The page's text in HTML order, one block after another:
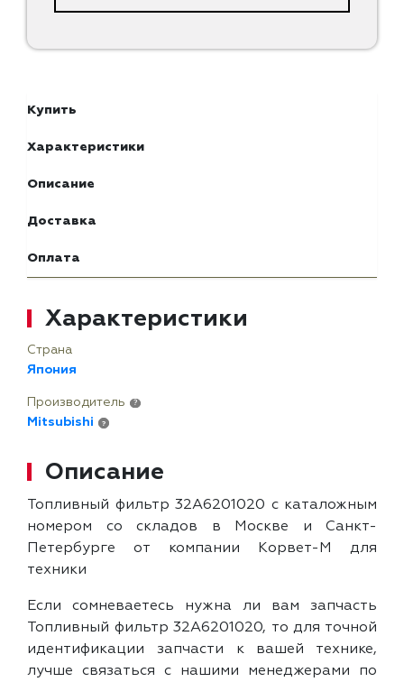
Купить
Характеристики
Описание
Доставка
Оплата
Характеристики
Страна
Япония
Производитель ?
Mitsubishi ?
Описание
Топливный фильтр 32A6201020 с каталожным
номером со складов в Москве и Санкт-
Петербурге от компании Корвет-М для
техники
Если сомневаетесь нужна ли вам запчасть
Топливный фильтр 32A6201020, то для точной
идентификации запчасти к вашей технике,
лучше связаться с нашими менеджерами по